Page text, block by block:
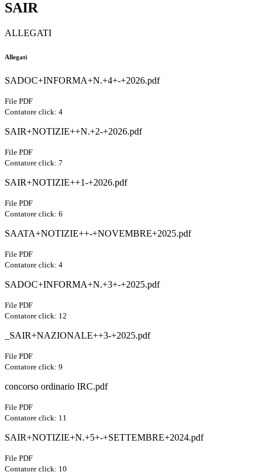
SAIR
ALLEGATI
Allegati
SADOC+INFORMA+N.+4+-+2026.pdf
File PDF
Contatore click: 4
SAIR+NOTIZIE++N.+2-+2026.pdf
File PDF
Contatore click: 7
SAIR+NOTIZIE++1-+2026.pdf
File PDF
Contatore click: 6
SAATA+NOTIZIE++-+NOVEMBRE+2025.pdf
File PDF
Contatore click: 4
SADOC+INFORMA+N.+3+-+2025.pdf
File PDF
Contatore click: 12
_SAIR+NAZIONALE++3-+2025.pdf
File PDF
Contatore click: 9
concorso ordinario IRC.pdf
File PDF
Contatore click: 11
SAIR+NOTIZIE+N.+5+-+SETTEMBRE+2024.pdf
File PDF
Contatore click: 10